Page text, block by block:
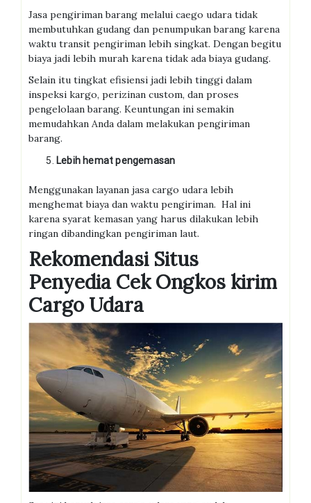
Jasa pengiriman barang melalui caego udara tidak
membutuhkan gudang dan penumpukan barang karena
waktu transit pengiriman lebih singkat. Dengan begitu
biaya jadi lebih murah karena tidak ada biaya gudang.
Selain itu tingkat efisiensi jadi lebih tinggi dalam
inspeksi kargo, perizinan custom, dan proses
pengelolaan barang. Keuntungan ini semakin
memudahkan Anda dalam melakukan pengiriman
barang.
Lebih hemat pengemasan
Menggunakan layanan jasa cargo udara lebih
menghemat biaya dan waktu pengiriman. Hal ini
karena syarat kemasan yang harus dilakukan lebih
ringan dibandingkan pengiriman laut.
Rekomendasi Situs
Penyedia Cek Ongkos kirim
Cargo Udara